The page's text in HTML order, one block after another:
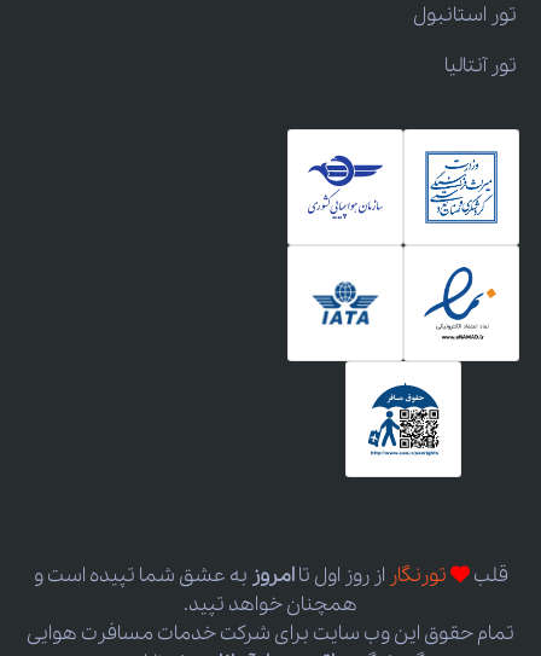
تور استانبول
تور آنتالیا
قلب تورنگار از روز اول تاامروز به عشق شما تپیده است و
همچنان خواهد تپید.
تمام حقوق این وب سایت برای شرکت خدمات مسافرت هوایی